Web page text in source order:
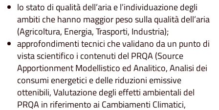
lo stato di qualità dell’aria e l’individuazione degli
ambiti che hanno maggior peso sulla qualità dell’aria
(Agricoltura, Energia, Trasporti, Industria);
approfondimenti tecnici che validano da un punto di
vista scientifico i contenuti del PRQA (Source
Apportionment Modellistico ed Analitico, Analisi dei
consumi energetici e delle riduzioni emissive
ottenibili, Valutazione degli effetti ambientali del
PRQA in riferimento ai Cambiamenti Climatici,